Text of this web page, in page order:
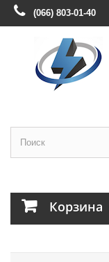
(066) 803-01-40
Корзина